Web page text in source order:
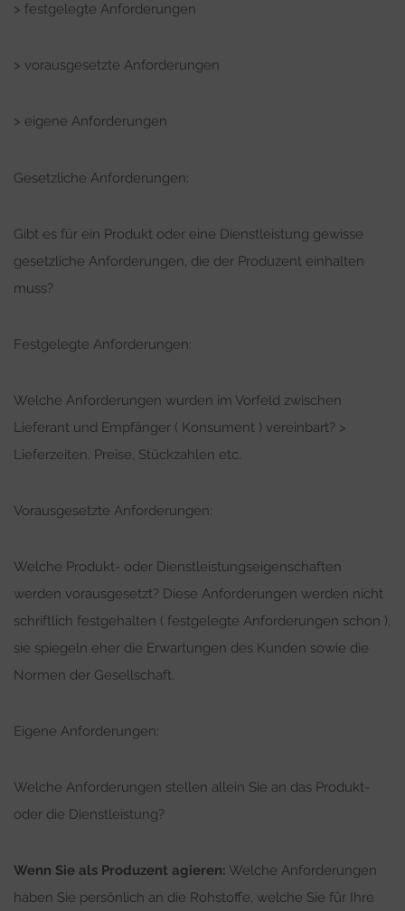
> festgelegte Anforderungen
> vorausgesetzte Anforderungen
> eigene Anforderungen
Gesetzliche Anforderungen:
Gibt es für ein Produkt oder eine Dienstleistung gewisse
gesetzliche Anforderungen, die der Produzent einhalten
muss?
Festgelegte Anforderungen:
Welche Anforderungen wurden im Vorfeld zwischen
Lieferant und Empfänger ( Konsument ) vereinbart? >
Lieferzeiten, Preise, Stückzahlen etc.
Vorausgesetzte Anforderungen:
Welche Produkt- oder Dienstleistungseigenschaften
werden vorausgesetzt? Diese Anforderungen werden nicht
schriftlich festgehalten ( festgelegte Anforderungen schon ),
sie spiegeln eher die Erwartungen des Kunden sowie die
Normen der Gesellschaft.
Eigene Anforderungen:
Welche Anforderungen stellen allein Sie an das Produkt-
oder die Dienstleistung?
Wenn Sie als Produzent agieren: Welche Anforderungen
haben Sie persönlich an die Rohstoffe, welche Sie für Ihre